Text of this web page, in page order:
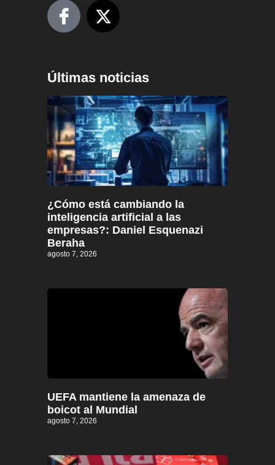
Últimas noticias
¿Cómo está cambiando la
inteligencia artificial a las
empresas?: Daniel Esquenazi
Beraha
agosto 7, 2026
UEFA mantiene la amenaza de
boicot al Mundial
agosto 7, 2026